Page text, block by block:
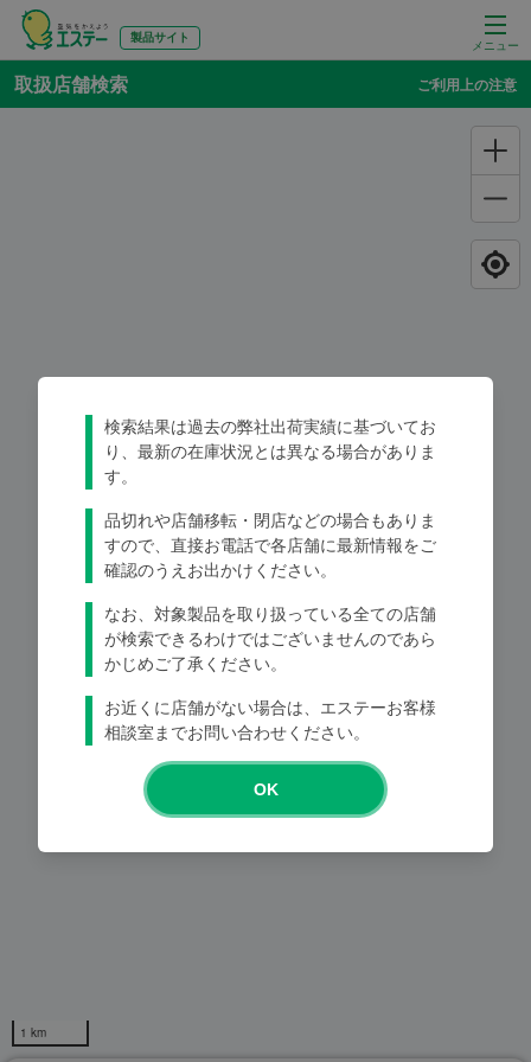
メニュー
製品サイト
取扱店舗検索 ご利用上の注意
Loading...
1 km
検索結果は過去の弊社出荷実績に基づいてお
り、最新の在庫状況とは異なる場合がありま
す。
品切れや店舗移転・閉店などの場合もありま
すので、直接お電話で各店舗に最新情報をご
確認のうえお出かけください。
なお、対象製品を取り扱っている全ての店舗
が検索できるわけではございませんのであら
かじめご了承ください。
お近くに店舗がない場合は、エステーお客様
相談室までお問い合わせください。
OK